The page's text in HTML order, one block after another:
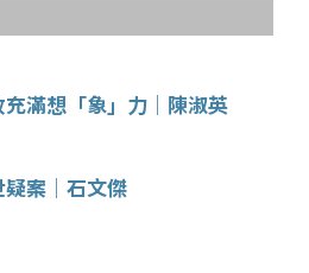
滿想「象」力｜陳淑英
案｜石文傑